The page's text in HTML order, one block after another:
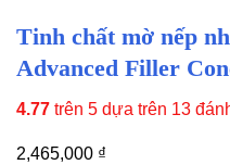
Tinh chất mờ nếp
Advanced Filler
4.77 trên 5 dựa trên 13
2,465,000 ₫